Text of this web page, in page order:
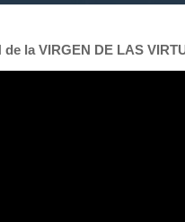
la VIRGEN DE LAS